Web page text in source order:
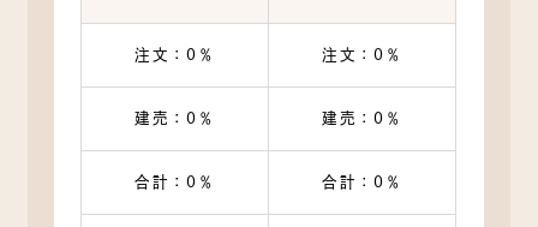
注文：0％ 注文：0％
建売：0％ 建売：0％
合計：0％ 合計：0％